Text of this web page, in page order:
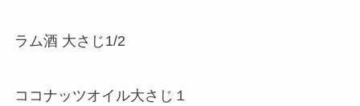
ラム酒 大さじ1/2
ココナッツオイル大さじ１